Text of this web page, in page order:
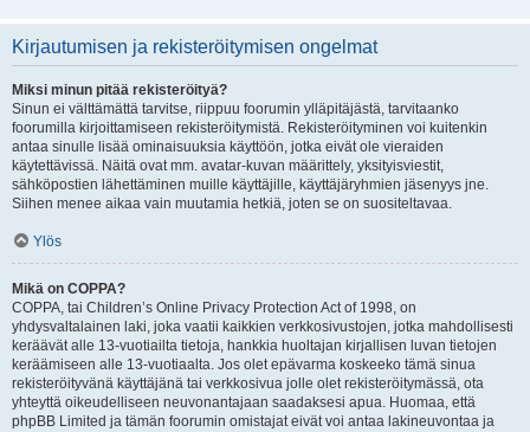
Kirjautumisen ja rekisteröitymisen ongelmat
Miksi minun pitää rekisteröityä?
Sinun ei välttämättä tarvitse, riippuu foorumin ylläpitäjästä, tarvitaanko
foorumilla kirjoittamiseen rekisteröitymistä. Rekisteröityminen voi kuitenkin
antaa sinulle lisää ominaisuuksia käyttöön, jotka eivät ole vieraiden
käytettävissä. Näitä ovat mm. avatar-kuvan määrittely, yksityisviestit,
sähköpostien lähettäminen muille käyttäjille, käyttäjäryhmien jäsenyys jne.
Siihen menee aikaa vain muutamia hetkiä, joten se on suositeltavaa.
Ylös
Mikä on COPPA?
COPPA, tai Children’s Online Privacy Protection Act of 1998, on
yhdysvaltalainen laki, joka vaatii kaikkien verkkosivustojen, jotka mahdollisesti
keräävät alle 13-vuotiailta tietoja, hankkia huoltajan kirjallisen luvan tietojen
keräämiseen alle 13-vuotiaalta. Jos olet epävarma koskeeko tämä sinua
rekisteröityvänä käyttäjänä tai verkkosivua jolle olet rekisteröitymässä, ota
yhteyttä oikeudelliseen neuvonantajaan saadaksesi apua. Huomaa, että
phpBB Limited ja tämän foorumin omistajat eivät voi antaa lakineuvontaa ja